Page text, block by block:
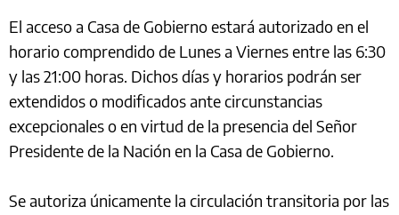
El acceso a Casa de Gobierno estará autorizado en el
horario comprendido de Lunes a Viernes entre las 6:30
y las 21:00 horas. Dichos días y horarios podrán ser
extendidos o modificados ante circunstancias
excepcionales o en virtud de la presencia del Señor
Presidente de la Nación en la Casa de Gobierno.
Se autoriza únicamente la circulación transitoria por las